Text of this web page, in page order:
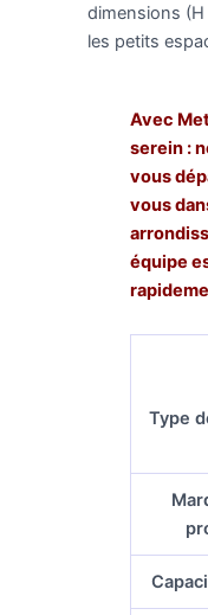
dimensions
les petits
Avec
serein :
vous
vous
équipe
Type